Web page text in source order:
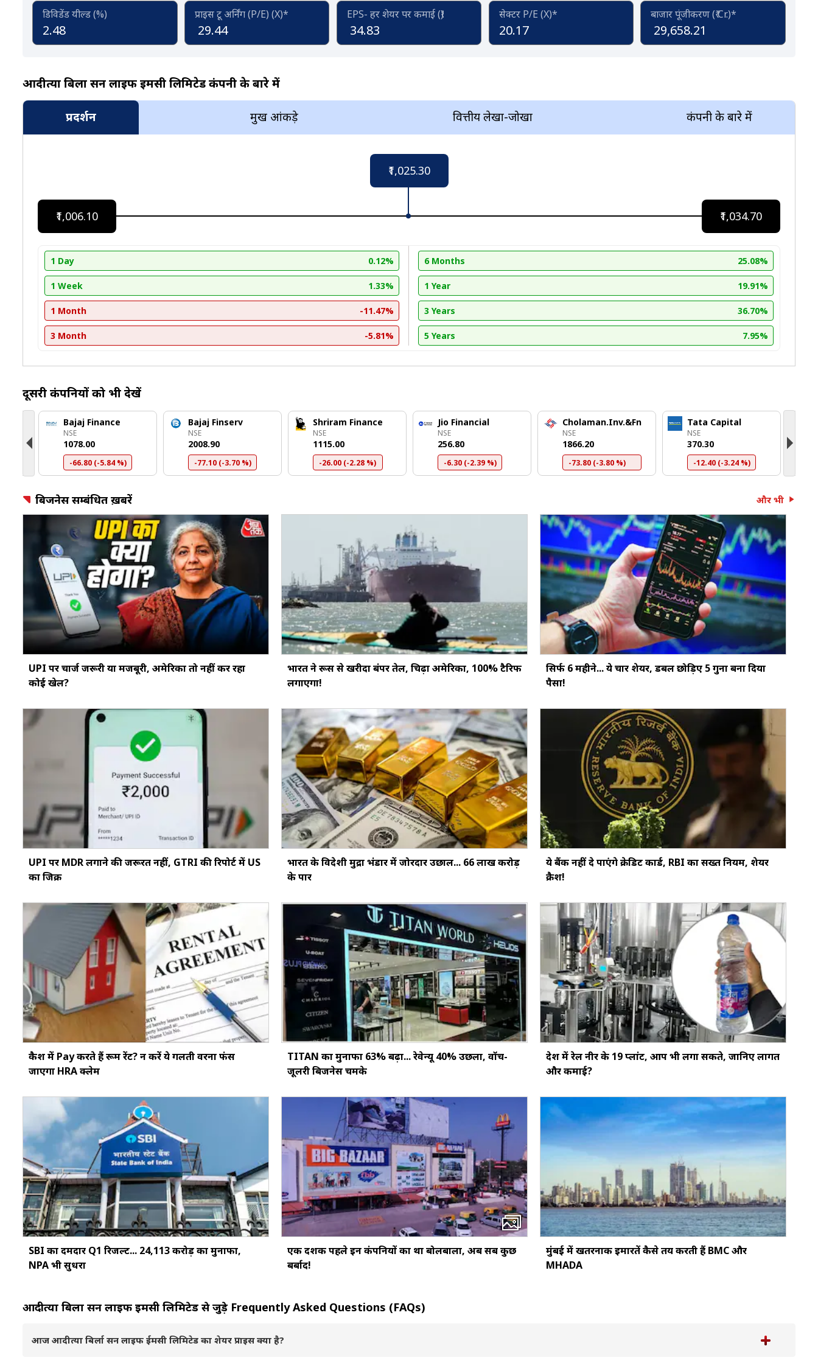
डिविडेंड यील्ड (%)
2.48
प्राइस टू अर्निंग (P/E) (X)*
29.44
EPS- हर शेयर पर कमाई (₹)
34.83
सेक्टर P/E (X)*
20.17
बाजार पूंजीकरण (₹ Cr.)*
29,658.21
आदीत्या बिर्ला सन लाइफ ईमसी लिमिटेड कंपनी के बारे में
प्रदर्शन प्रमुख आंकड़े वित्तीय लेखा-जोखा कंपनी के बारे में
₹1,025.30
₹1,006.10 ₹1,034.70
1 Day 0.12%
1 Week 1.33%
1 Month -11.47%
3 Month -5.81%
6 Months 25.08%
1 Year 19.91%
3 Years 36.70%
5 Years 7.95%
दूसरी कंपनियों को भी देखें
Bajaj Finance
NSE
₹1078.00
-66.80 (-5.84 %)
Bajaj Finserv
NSE
₹2008.90
-77.10 (-3.70 %)
Shriram Finance
NSE
₹1115.00
-26.00 (-2.28 %)
Jio Financial
NSE
₹256.80
-6.30 (-2.39 %)
Cholaman.Inv.&Fn
NSE
₹1866.20
-73.80 (-3.80 %)
Tata Capital
NSE
₹370.30
-12.40 (-3.24 %)
बिजनेस सम्बंधित ख़बरें
UPI पर चार्ज जरूरी या मजबूरी, अमेरिका तो नहीं कर रहा
कोई खेल?
भारत ने रूस से खरीदा बंपर तेल, चिढ़ा अमेरिका, 100% टैरिफ
लगाएगा!
सिर्फ 6 महीने... ये चार शेयर, डबल छोड़‍िए 5 गुना बना दिया
पैसा!
UPI पर MDR लगाने की जरूरत नहीं, GTRI की रिपोर्ट में US
का जिक्र
भारत के विदेशी मुद्रा भंडार में जोरदार उछाल... ₹66 लाख करोड़
के पार
ये बैंक नहीं दे पाएंगे क्रेडिट कार्ड, RBI का सख्‍त नियम, शेयर
क्रैश!
कैश में Pay करते हैं रूम रेंट? न करें ये गलती वरना फंस
जाएगा HRA क्लेम
TITAN का मुनाफा 63% बढ़ा... रेवेन्यू 40% उछला, वॉच-
जूलरी बिजनेस चमके
देश में रेल नीर के 19 प्लांट, आप भी लगा सकते, जानिए लागत
और कमाई?
SBI का दमदार Q1 रिजल्ट... ₹24,113 करोड़ का मुनाफा,
NPA भी सुधरा
एक दशक पहले इन कंपनियों का था बोलबाला, अब सब कुछ
बर्बाद!
मुंबई में खतरनाक इमारतें कैसे तय करती हैं BMC और
MHADA
और भी
आदीत्या बिर्ला सन लाइफ ईमसी लिमिटेड से जुड़े Frequently Asked Questions (FAQs)
आज आदीत्या बिर्ला सन लाइफ ईमसी लिमिटेड का शेयर प्राइस क्या है?